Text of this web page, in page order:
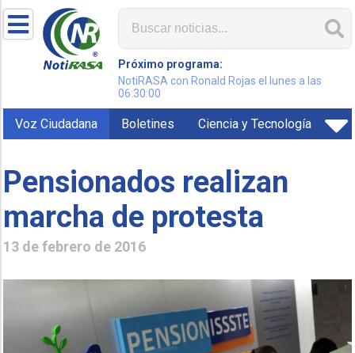
Próximo programa:
NotiRASA con Ronald Rojas el lunes a las
06:30:00
Voz Ciudadana Boletines Ciencia y Tecnología
Pensionados realizan
marcha de protesta
13 de febrero de 2016